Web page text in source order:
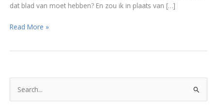
dat blad van moet hebben? En zou ik in plaats van […]
Selderijblad:
van
Read More »